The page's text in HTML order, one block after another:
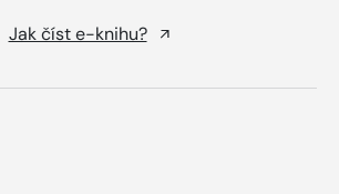
Jak číst e-knihu?